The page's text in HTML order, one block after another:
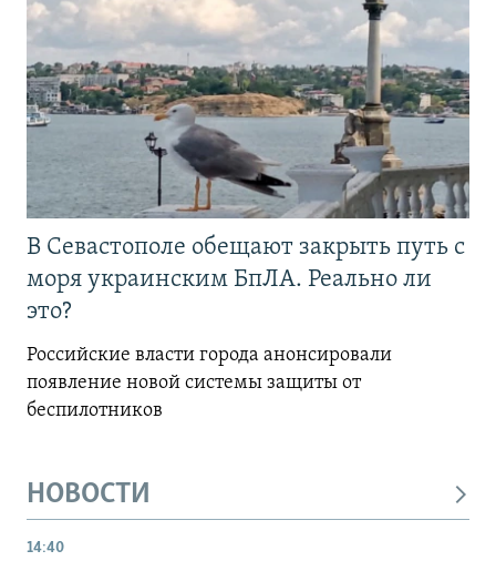
В Севастополе обещают закрыть путь с
моря украинским БпЛА. Реально ли
это?
Российские власти города анонсировали
появление новой системы защиты от
беспилотников
НОВОСТИ
14:40